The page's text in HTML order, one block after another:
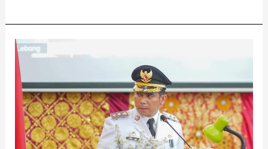
Program
100
Hari
Fikri-
Hendri
untuk
Meningkatkan